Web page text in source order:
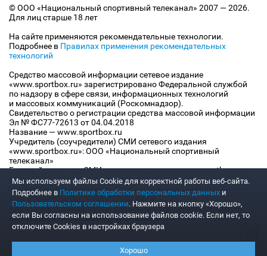
© ООО «Национальный спортивный телеканал» 2007 — 2026.
Для лиц старше 18 лет
На сайте применяются рекомендательные технологии.
Подробнее в Правилах применения рекомендательных
технологий
Средство массовой информации сетевое издание
«www.sportbox.ru» зарегистрировано Федеральной службой
по надзору в сфере связи, информационных технологий
и массовых коммуникаций (Роскомнадзор).
Свидетельство о регистрации средства массовой информации
Эл № ФС77-72613 от 04.04.2018
Название — www.sportbox.ru
Учредитель (соучредители) СМИ сетевого издания
«www.sportbox.ru»: ООО «Национальный спортивный
телеканал»
Главный редактор СМИ сетевого издания «www.sportbox.ru»:
Конов В.А.
Номер телефона редакции СМИ сетевого издания
«www.sportbox.ru»: +7 (495) 653 8419
Адрес электронной почты редакции СМИ сетевого издания
«www.sportbox.ru»: editor@sportbox.ru
Мы используем файлы Сookie для корректной работы веб-сайта.
Подробнее в Политике обработки персональных данных и
Пользовательском соглашении. Нажмите на кнопку «Хорошо»,
если Вы согласны на использование файлов cookie. Если нет, то
отключите Cookies в настройках браузера
Хорошо